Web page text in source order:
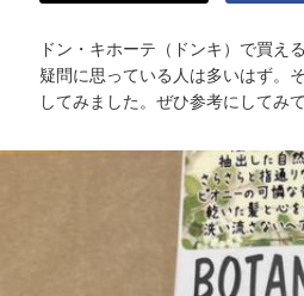
ドン・キホーテ（ドンキ）で買え
疑問に思っている人は多いはず。
してみました。ぜひ参考にしてみ